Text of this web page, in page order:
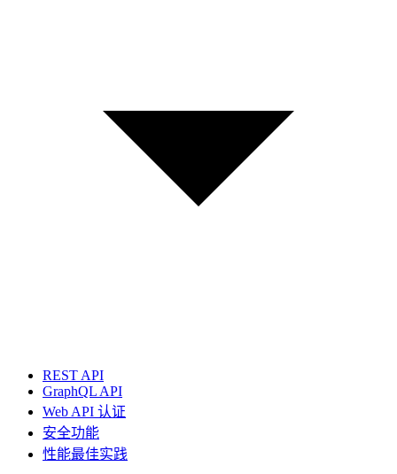
REST API
GraphQL API
Web API 认证
安全功能
性能最佳实践